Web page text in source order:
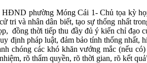
phường Móng Cái 1- Chủ tọa kỳ
tri và nhân dân biết, tạo sự thống nhất
đồng thời tiếp thu đầy đủ ý kiến chỉ
định pháp luật, đảm bảo tính thống
chóng các khó khăn vướng mắc (nếu
rõ thẩm quyền, rõ thời gian, rõ kết